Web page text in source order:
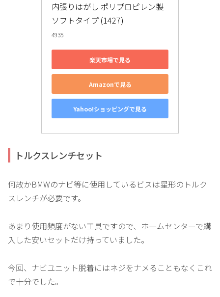
内張りはがし ポリプロピレン製
ソフトタイプ (1427)
4935
楽天市場で見る
Amazonで見る
Yahoo!ショッピングで見る
トルクスレンチセット
何故かBMWのナビ等に使用しているビスは星形のトルク
スレンチが必要です。
あまり使用頻度がない工具ですので、ホームセンターで購
入した安いセットだけ持っていました。
今回、ナビユニット脱着にはネジをナメることもなくこれ
で十分でした。